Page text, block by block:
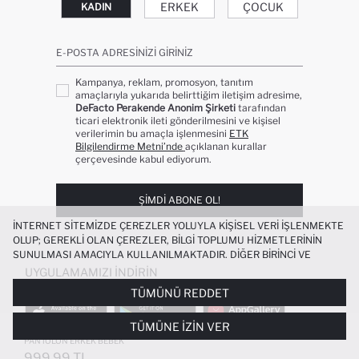
%100 PAMUK ETIKET BASKILI GABARDIN
PANTOLON ERKEK BEBEK
KADIN ERKEK ÇOCUK
E-POSTA ADRESINIZI GIRINIZ
Kampanya, reklam, promosyon, tanıtım
amaçlarıyla yukarıda belirttiğim iletişim adresime,
DeFacto Perakende Anonim Şirketi tarafından
ticari elektronik ileti gönderilmesini ve kişisel
verilerimin bu amaçla işlenmesini ETK
Bilgilendirme Metni’nde açıklanan kurallar
çerçevesinde kabul ediyorum.
ŞIMDI ABONE OL!
UYGULAMAMIZI İNDIRIN
İNTERNET SITEMIZDE ÇEREZLER YOLUYLA KIŞISEL VERI IŞLENMEKTE
OLUP; GEREKLI OLAN ÇEREZLER, BILGI TOPLUMU HIZMETLERININ
SUNULMASI AMACIYLA KULLANILMAKTADIR. DIĞER BIRINCI VE
ÜÇÜNCÜ TARAF ÇEREZLER ISE SIZE DAHA IYI BIR ALIŞVERIŞ
DENEYIMI SUNULABILMESI, SITEMIZIN DAHA IŞLEVSEL KILINMASI VE
KIŞISELLEŞTIRMESI VE AÇIK RIZA VERMENIZ HALINDE, SIZLERE
YÖNELIK PAZARLAMA FAALIYETLERININ YAPILMASI AMAÇLARIYLA
SINIRLI OLARAK KULLANILACAKTIR. ÇEREZLERE DAIR TERCIHLERINIZI
ÇEREZ TERCIHLERIPANELI ARACILIĞIYLA HER ZAMAN YÖNETEBILIR,
ÇEREZLERLE ILGILI DAHA DETAYLI BILGIYE
TÜMÜNÜ REDDET
TÜMÜNE İZIN VER